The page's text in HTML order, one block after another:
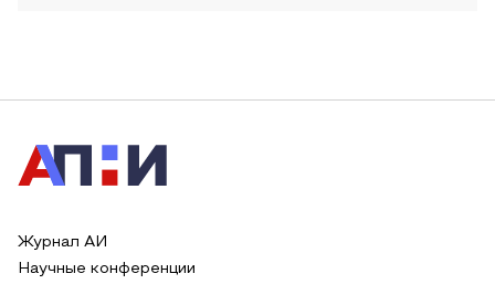
Журнал АИ
Научные конференции